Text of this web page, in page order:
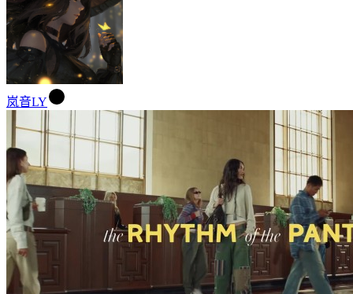
岚音LY